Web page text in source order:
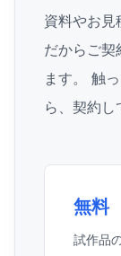
資料やお見
だからご契
ます。 触
ら、契約し
無料
試作品